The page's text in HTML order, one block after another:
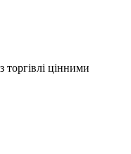
торгівлі цінними